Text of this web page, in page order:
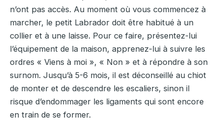
n’ont pas accès. Au moment où vous commencez à
marcher, le petit Labrador doit être habitué à un
collier et à une laisse. Pour ce faire, présentez-lui
l’équipement de la maison, apprenez-lui à suivre les
ordres « Viens à moi », « Non » et à répondre à son
surnom. Jusqu’à 5-6 mois, il est déconseillé au chiot
de monter et de descendre les escaliers, sinon il
risque d’endommager les ligaments qui sont encore
en train de se former.